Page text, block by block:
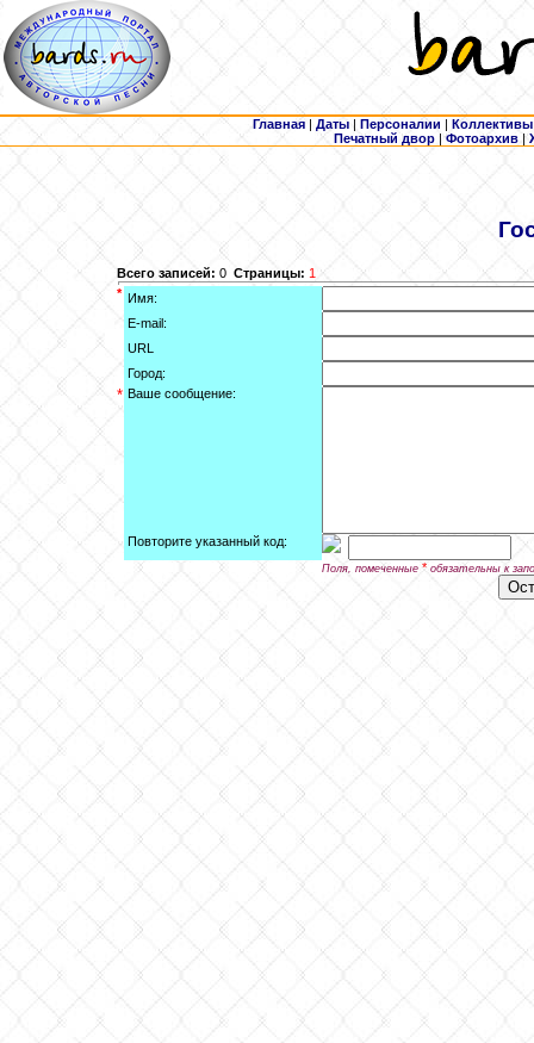
Главная | Даты | Персоналии | Коллективы
Печатный двор |Фотоархив |
Всего записей: 0 Страницы: 1
* Имя:
E-mail:
URL
Город:
* Ваше сообщение:
Повторите указанный код:
Поля, помеченные * обязательны к